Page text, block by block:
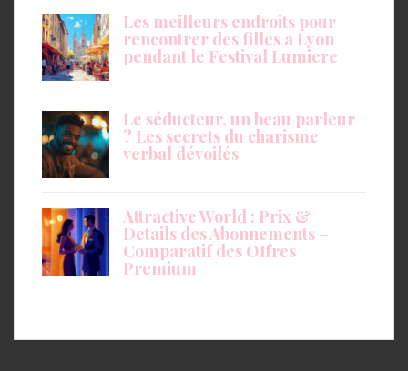
Les meilleurs endroits pour
rencontrer des filles a Lyon
pendant le Festival Lumiere
Le séducteur, un beau parleur
? Les secrets du charisme
verbal dévoilés
Attractive World : Prix &
Details des Abonnements –
Comparatif des Offres
Premium